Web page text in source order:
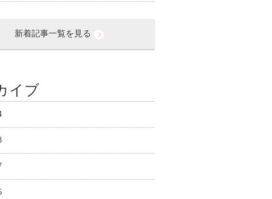
新着記事一覧を見る
イブ